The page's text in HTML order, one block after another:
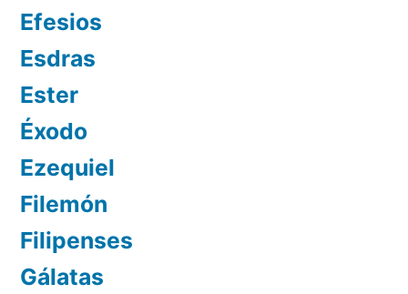
Efesios
Esdras
Ester
Éxodo
Ezequiel
Filemón
Filipenses
Gálatas